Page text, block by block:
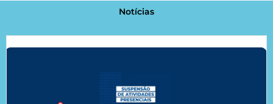
Notícias